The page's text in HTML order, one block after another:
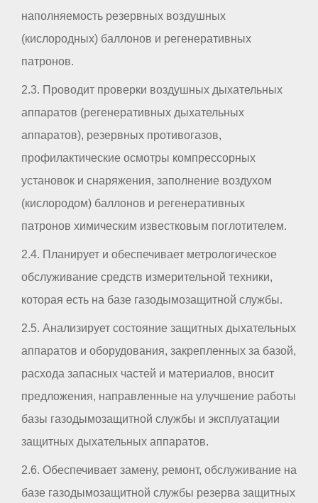
наполняемость резервных воздушных
(кислородных) баллонов и регенеративных
патронов.
2.3. Проводит проверки воздушных дыхательных
аппаратов (регенеративных дыхательных
аппаратов), резервных противогазов,
профилактические осмотры компрессорных
установок и снаряжения, заполнение воздухом
(кислородом) баллонов и регенеративных
патронов химическим известковым поглотителем.
2.4. Планирует и обеспечивает метрологическое
обслуживание средств измерительной техники,
которая есть на базе газодымозащитной службы.
2.5. Анализирует состояние защитных дыхательных
аппаратов и оборудования, закрепленных за базой,
расхода запасных частей и материалов, вносит
предложения, направленные на улучшение работы
базы газодымозащитной службы и эксплуатации
защитных дыхательных аппаратов.
2.6. Обеспечивает замену, ремонт, обслуживание на
базе газодымозащитной службы резерва защитных